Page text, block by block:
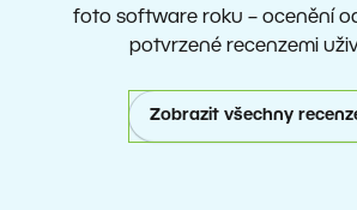
foto software roku – ocenění
potvrzené recenzemi
Zobrazit všechny